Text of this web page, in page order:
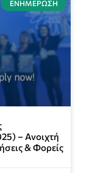
ΕΝΗΜΈΡΩΣΗ
– Ανοιχτή
& Φορείς